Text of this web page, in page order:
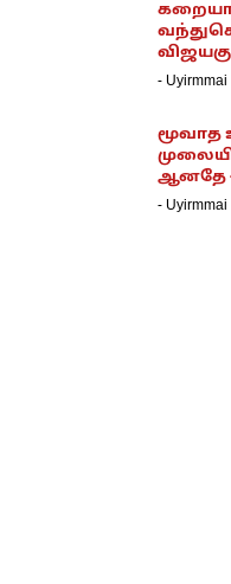
-
மூவாத
ஆனதே -
-